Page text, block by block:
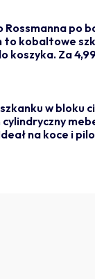
Rossmanna po
to kobaltowe
koszyka. Za
w bloku
cylindryczny
na koce i